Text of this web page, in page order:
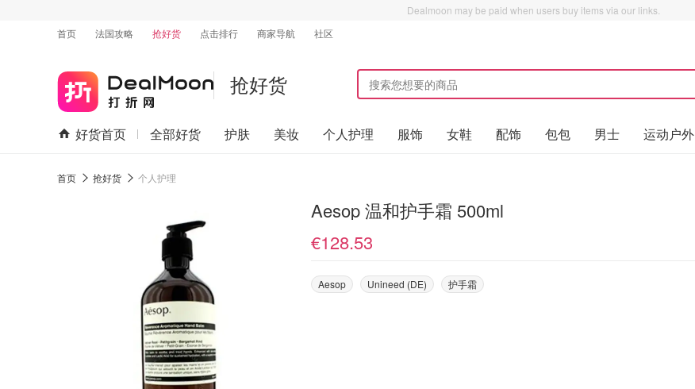
Dealmoon may be paid when users buy items via our links.
首页
法国攻略 抢好货 点击排行 商家导航 社区
抢好货
好货首页 全部好货 护肤 美妆 个人护理 服饰 女鞋 配饰 包包 男士 运动户外
首页 抢好货 个人护理
Aesop 温和护手霜 500ml
€128.53
Aesop Unineed (DE) 护手霜